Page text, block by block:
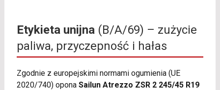
Etykieta unijna(B/A/69) – zużycie
paliwa, przyczepność i hałas
Zgodnie z europejskimi normami ogumienia (UE
2020/740) opona Sailun Atrezzo ZSR 2 245/45 R19